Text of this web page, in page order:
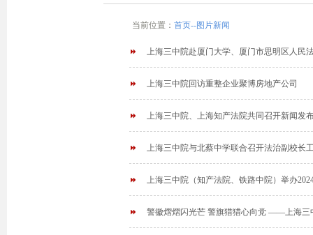
当前位置： 首页--图片新闻
上海三中院赴厦门大学、厦门市思明区人民
上海三中院回访重整企业聚博房地产公司
上海三中院、上海知产法院共同召开新闻发
上海三中院与北蔡中学联合召开法治副校长
上海三中院（知产法院、铁路中院）举办
警徽熠熠闪光芒 警旗猎猎心向党 ——上海三